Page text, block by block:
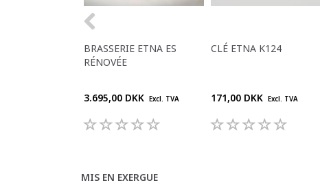
BRASSERIE ETNA ES
RÉNOVÉE
3.695,00 DKK Excl. TVA
CLÉ ETNA K124
171,00 DKK Excl. TVA
MIS EN EXERGUE